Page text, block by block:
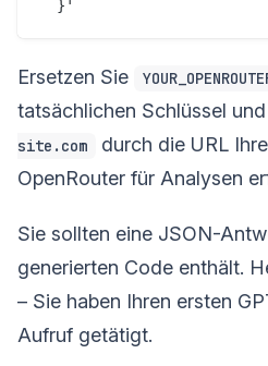
Ersetzen Sie
tatsächlichen Schlüssel und
site.com
durch die URL
OpenRouter für Analysen
Sie sollten eine JSON-
generierten Code enthält.
– Sie haben Ihren ersten
Aufruf getätigt.